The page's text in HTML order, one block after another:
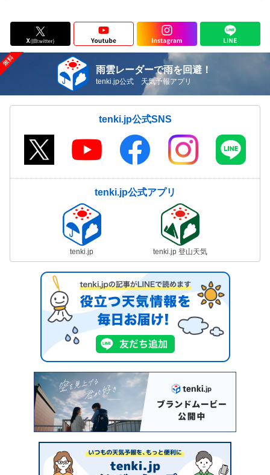
雨雲レーダーで雨を回避！
tenki.jp公式 天気予報アプリ
tenki.jp公式SNS
tenki.jp公式アプリ
tenki.jp tenki.jp 登山天気